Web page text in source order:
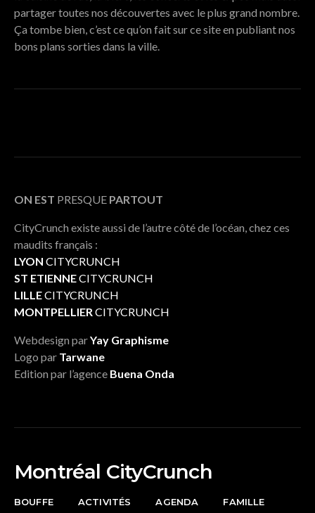
partager toutes nos découvertes avec le plus grand nombre.
Ça tombe bien, c’est ce qu’on fait sur ce site en publiant nos
bons plans sorties dans la ville.
ON EST PRESQUE PARTOUT
CityCrunch existe aussi de l’autre côté de l’océan, chez ces
maudits français :
LYON CITYCRUNCH
ST ETIENNECITYCRUNCH
LILLECITYCRUNCH
MONTPELLIER CITYCRUNCH
Webdesign parYay Graphisme
Logo par Tarwane
Edition par l’agence Buena Onda
Montréal CityCrunch
BOUFFE ACTIVITÉS AGENDA
FAMILLE